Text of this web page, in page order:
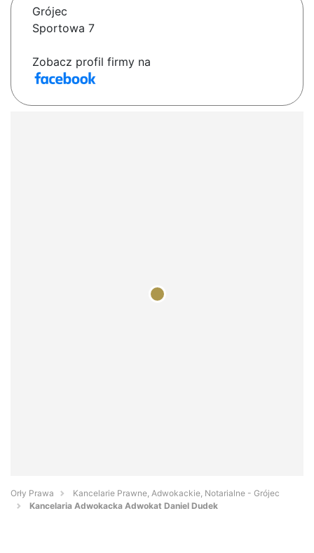
Grójec
Sportowa 7
Zobacz profil firmy na
Orły Prawa
Kancelarie Prawne, Adwokackie, Notarialne - Grójec
Kancelaria Adwokacka Adwokat Daniel Dudek